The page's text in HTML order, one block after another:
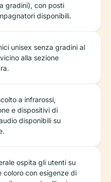
gradini), con posti
disponibili.
unisex senza gradini al
alla sezione
a infrarossi,
e dispositivi di
disponibili su
ospita gli utenti su
coloro con esigenze di